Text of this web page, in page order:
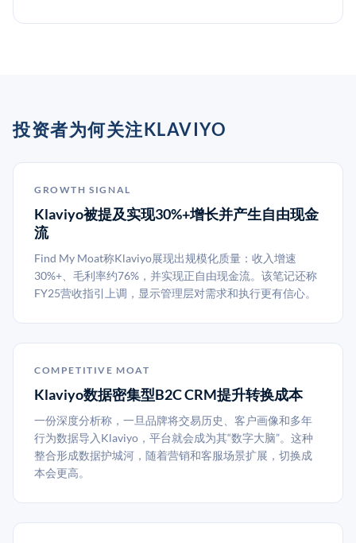
投资者为何关注KLAVIYO
GROWTH SIGNAL
Klaviyo被提及实现30%+增长并产生自由现金
流
Find My Moat称Klaviyo展现出规模化质量：收入增速
30%+、毛利率约76%，并实现正自由现金流。该笔记还称
FY25营收指引上调，显示管理层对需求和执行更有信心。
COMPETITIVE MOAT
Klaviyo数据密集型B2C CRM提升转换成本
一份深度分析称，一旦品牌将交易历史、客户画像和多年
行为数据导入Klaviyo，平台就会成为其“数字大脑”。这种
整合形成数据护城河，随着营销和客服场景扩展，切换成
本会更高。